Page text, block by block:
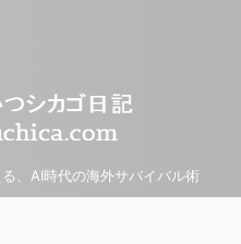
、AI時代の海外サバイバル術